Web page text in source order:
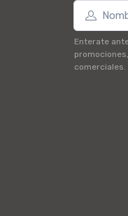
Enterate
comerciales.